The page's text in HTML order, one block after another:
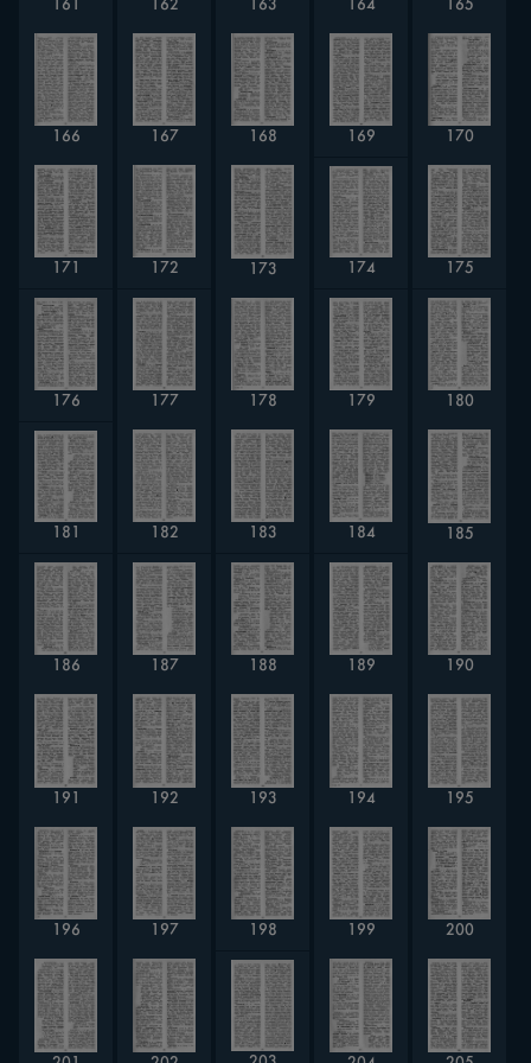
161 162 163 164 165
166 167 168 169 170
171 172 173 174 175
176 177 178 179 180
181 182 183 184 185
186 187 188 189 190
191 192 193 194 195
196 197 198 199 200